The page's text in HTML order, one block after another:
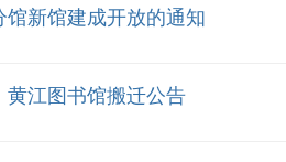
新馆建成开放的通知
江图书馆搬迁公告